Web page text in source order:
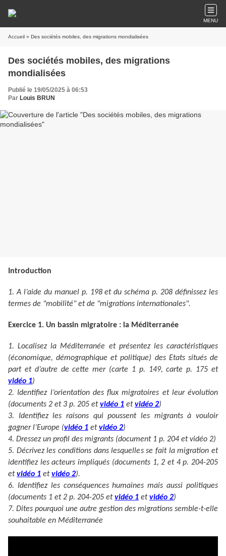
MENU
Accueil » Des sociétés mobiles, des migrations mondialisées
Des sociétés mobiles, des migrations
mondialisées
Publié le 19/05/2025 à 06:53
Par Louis BRUN
Introduction
1. A l’aide du manuel p. 198 et du schéma p. 208 définissez les
termes de "mobilité" et de "migrations internationales".
Exercice 1. Un bassin migratoire : la Méditerranée
1. Localisez la Méditerranée et présentez les caractéristiques
(économique, démographique et politique) des Etats situés de
part et d’autre de cette mer (carte 1 p. 149, carte p. 175 et
vidéo 1)
2. Identifiez l’orientation des flux migratoires et leur évolution
(documents 2 et 3 p. 205 etvidéo 1 etvidéo 2)
3. Identifiez les raisons qui poussent les migrants à vouloir
gagner l’Europe (vidéo 1 etvidéo 2)
4. Dressez un profil des migrants (document 1 p. 204 et vidéo 2)
5. Décrivez les conditions dans lesquelles se fait la migration et
identifiez les acteurs impliqués (documents 1, 2 et 4 p. 204-205
etvidéo 1 etvidéo 2).
6. Identifiez les conséquences humaines mais aussi politiques
(documents 1 et 2 p. 204-205 etvidéo 1 etvidéo 2)
7. Dites pourquoi une autre gestion des migrations semble-t-elle
souhaitable en Méditerranée